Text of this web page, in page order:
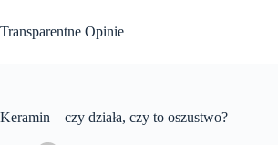
do
treści
Transparentne Opinie
Keramin – czy działa, czy to oszustwo?